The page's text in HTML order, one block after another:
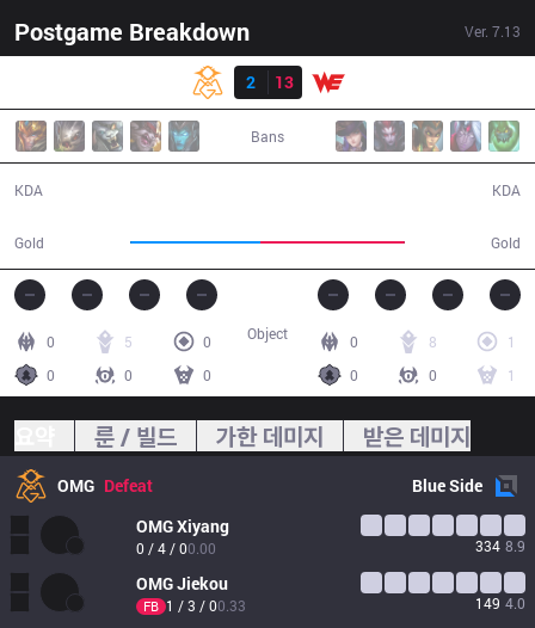
Postgame Breakdown Ver. 7.13
2
13
Bans
KDA
Gold Gold
KDA
0 5
0
0
0 0
0 8
1
0
0 1
Object
룬 / 빌드 가한 데미지 받은 데미지
OMG Defeat BlueSide
OMGXiyang
0 / 4 / 00.00 334 8.9
OMGJiekou
FB 1 / 3 / 00.33 149 4.0